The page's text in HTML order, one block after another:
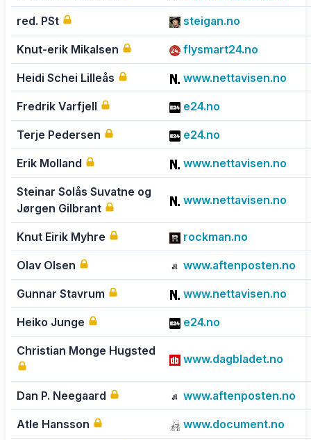
red. PSt steigan.no
Knut-erik Mikalsen flysmart24.no
Heidi Schei Lilleås www.nettavisen.no
Fredrik Varfjell e24.no
Terje Pedersen e24.no
Erik Molland www.nettavisen.no
Steinar Solås Suvatne og
Jørgen Gilbrant
www.nettavisen.no
Knut Eirik Myhre rockman.no
Olav Olsen www.aftenposten.no
Gunnar Stavrum www.nettavisen.no
Heiko Junge e24.no
Christian Monge Hugsted
www.dagbladet.no
Dan P. Neegaard www.aftenposten.no
Atle Hansson www.document.no